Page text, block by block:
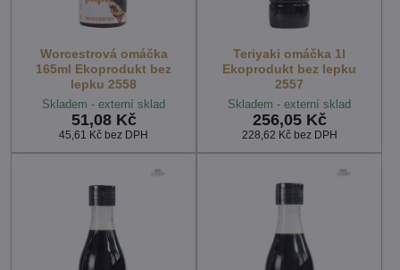
Worcestrová omáčka
165ml Ekoprodukt bez
lepku 2558
Skladem - externí sklad
51,08 Kč
45,61 Kč bez DPH
Teriyaki omáčka 1l
Ekoprodukt bez lepku
2557
Skladem - externí sklad
256,05 Kč
228,62 Kč bez DPH